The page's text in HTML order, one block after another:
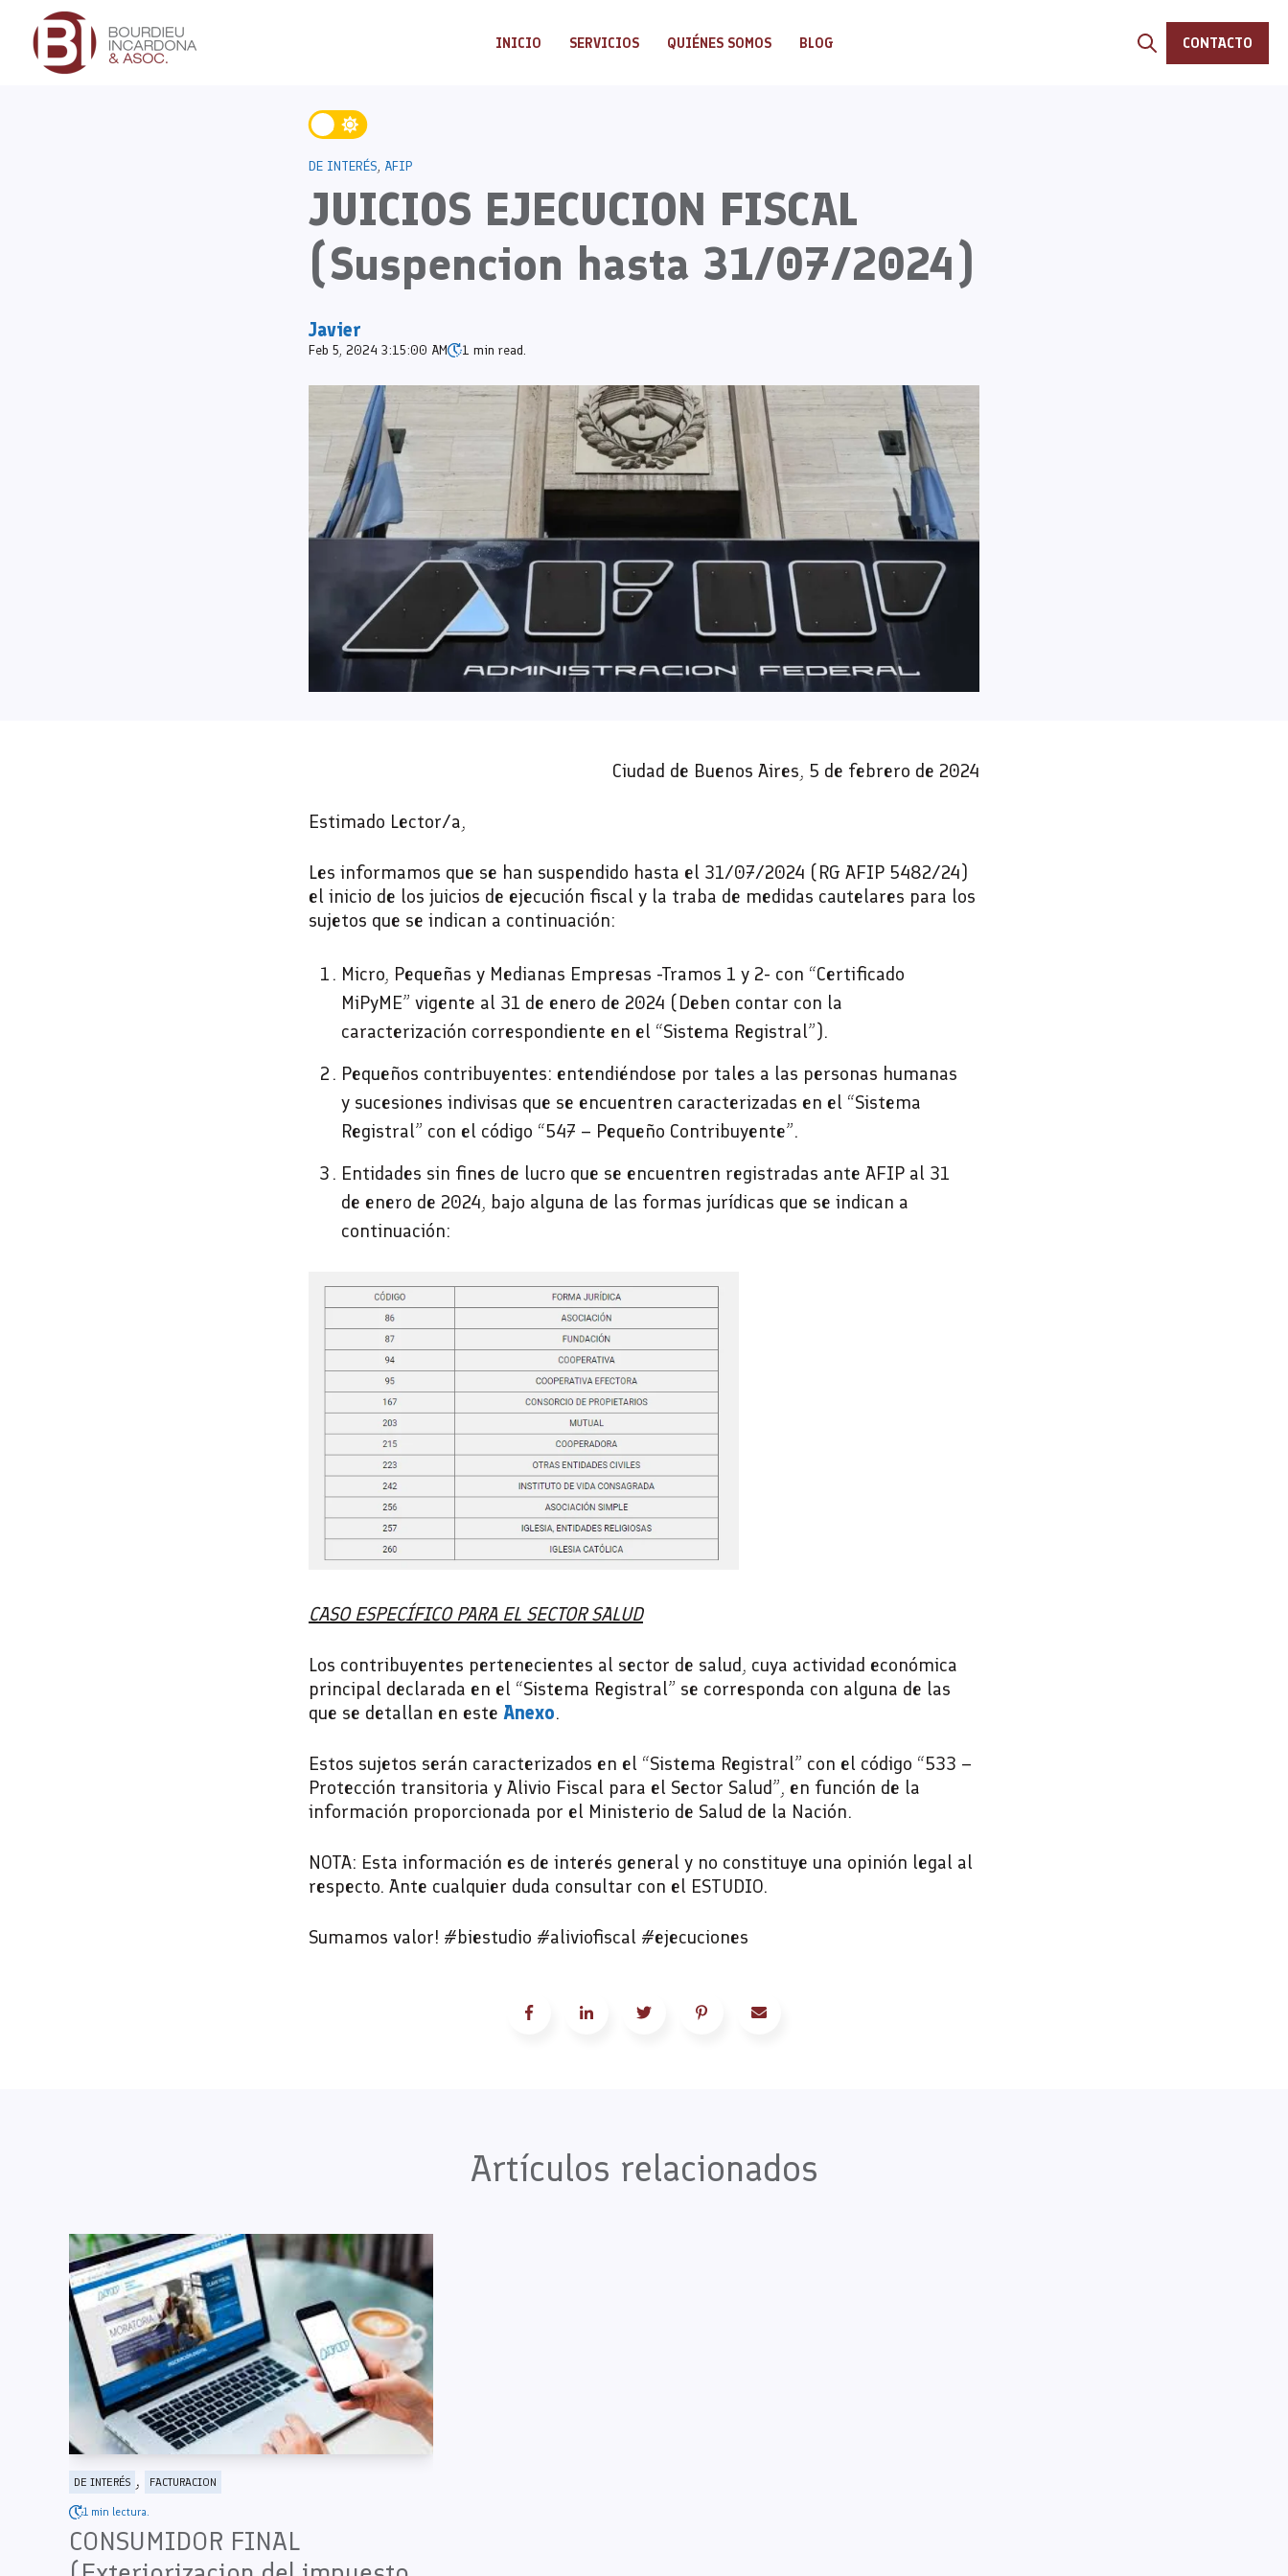
INICIO SERVICIOS QUIÉNES SOMOS BLOG Open search
CONTACTO
DE INTERÉS, AFIP
JUICIOS EJECUCION FISCAL
(Suspencion hasta 31/07/2024)
Javier
Feb 5, 2024 3:15:00 AM 1 min read.
Ciudad de Buenos Aires, 5 de febrero de 2024
Estimado Lector/a,
Les informamos que se han suspendido hasta el 31/07/2024 (RG AFIP 5482/24)
el inicio de los juicios de ejecución fiscal y la traba de medidas cautelares para los
sujetos que se indican a continuación:
Micro, Pequeñas y Medianas Empresas -Tramos 1 y 2- con “Certificado
MiPyME” vigente al 31 de enero de 2024 (Deben contar con la
caracterización correspondiente en el “Sistema Registral”).
Pequeños contribuyentes: entendiéndose por tales a las personas humanas
y sucesiones indivisas que se encuentren caracterizadas en el “Sistema
Registral” con el código “547 – Pequeño Contribuyente”.
Entidades sin fines de lucro que se encuentren registradas ante AFIP al 31
de enero de 2024, bajo alguna de las formas jurídicas que se indican a
continuación:
CASO ESPECÍFICO PARA EL SECTOR SALUD
Los contribuyentes pertenecientes al sector de salud, cuya actividad económica
principal declarada en el “Sistema Registral” se corresponda con alguna de las
que se detallan en este Anexo.
Estos sujetos serán caracterizados en el “Sistema Registral” con el código “533 –
Protección transitoria y Alivio Fiscal para el Sector Salud”, en función de la
información proporcionada por el Ministerio de Salud de la Nación.
NOTA: Esta información es de interés general y no constituye una opinión legal al
respecto. Ante cualquier duda consultar con el ESTUDIO.
Sumamos valor! #biestudio #aliviofiscal #ejecuciones
Artículos relacionados
DE INTERÉS , FACTURACION
1 min lectura.
CONSUMIDOR FINAL